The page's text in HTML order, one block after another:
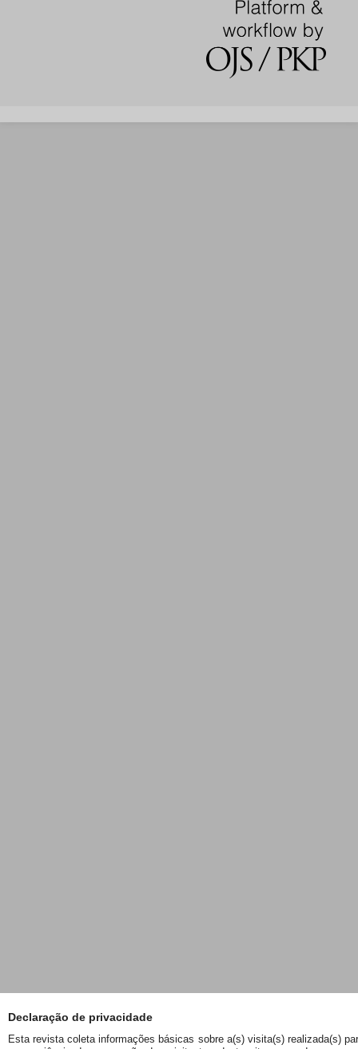
Declaração de privacidade
Esta revista coleta informações básicas sobre a(s) visita(s) realizada(s)